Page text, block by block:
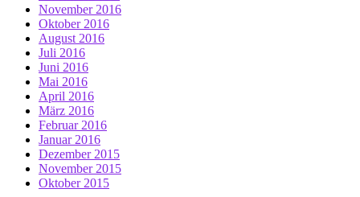
November 2016
Oktober 2016
August 2016
Juli 2016
Juni 2016
Mai 2016
April 2016
März 2016
Februar 2016
Januar 2016
Dezember 2015
November 2015
Oktober 2015